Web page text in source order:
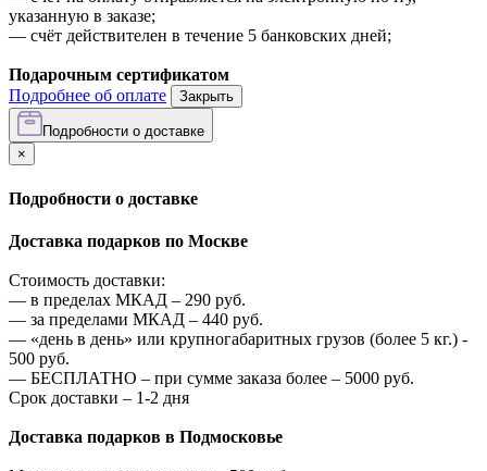
указанную в заказе;
— счёт действителен в течение 5 банковских дней;
Подарочным сертификатом
Подробнее об оплате
Закрыть
Подробности о доставке
×
Подробности о доставке
Доставка подарков по Москве
Стоимость доставки:
— в пределах МКАД – 290 руб.
— за пределами МКАД – 440 руб.
— «день в день» или крупногабаритных грузов (более 5 кг.) -
500 руб.
— БЕСПЛАТНО – при сумме заказа более – 5000 руб.
Срок доставки – 1-2 дня
Доставка подарков в Подмосковье